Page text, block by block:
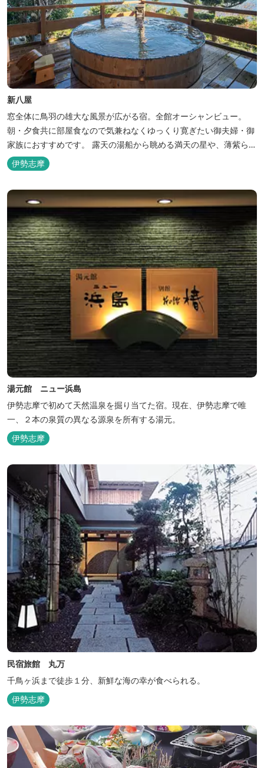
新八屋
窓全体に鳥羽の雄大な風景が広がる宿。全館オーシャンビュー。
朝・夕食共に部屋食なので気兼ねなくゆっくり寛ぎたい御夫婦・御
家族におすすめです。 露天の湯船から眺める満天の星や、薄紫ら染
まる朝の海は一見の価値有。夕食は旬の素材を大釜で蒸し上げる名
物「五右衛門蒸し」、鯛や伊勢海老の舟盛りに海鮮鍋も。
伊勢志摩
湯元館 ニュー浜島
伊勢志摩で初めて天然温泉を掘り当てた宿。現在、伊勢志摩で唯
一、２本の泉質の異なる源泉を所有する湯元。
伊勢志摩
民宿旅館 丸万
千鳥ヶ浜まで徒歩１分、新鮮な海の幸が食べられる。
伊勢志摩